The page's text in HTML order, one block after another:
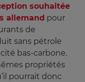
souhaitée
allemand pour
de
sans pétrole
bas-carbone.
propriétés
pourrait donc